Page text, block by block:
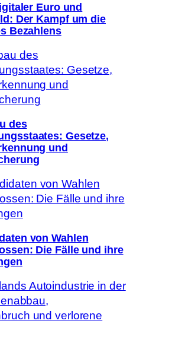
Euro und
Der Kampf um die
Bezahlens
des
Gesetze,
und
von Wahlen
Die Fälle und ihre